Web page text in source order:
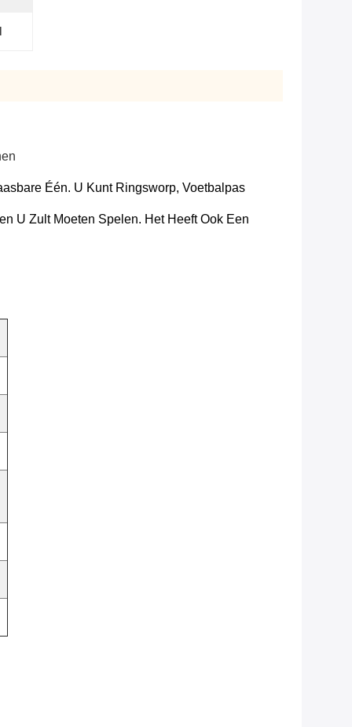
Één. U Kunt Ringsworp, Voetbalpas
U Zult Moeten Spelen. Het Heeft Ook Een